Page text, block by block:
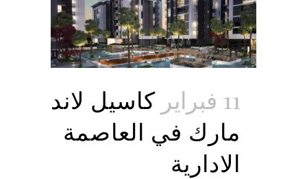
11 فبراير
كاسيل لاند
مارك في العاصمة
الادارية